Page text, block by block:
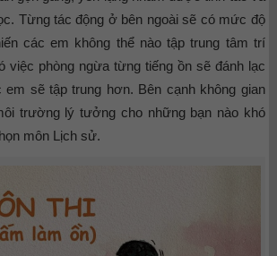
Từng tác động ở bên ngoài sẽ có mức độ
các em không thể nào tập trung tâm trí
việc phòng ngừa từng tiếng ồn sẽ đánh lạc
sẽ tập trung hơn. Bên cạnh không gian
trường lý tưởng cho những bạn nào khó
môn Lịch sử.